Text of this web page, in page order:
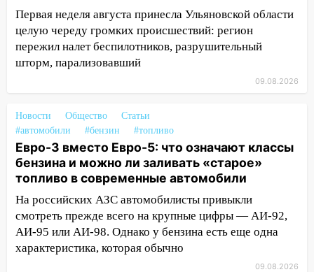
три знака получат шанс, который нельзя
упустить
08.08.2026
20:10
Во время урагана в Ульяновске на
19:55
В Ульяновске упавшее дерево
заблокировало в машине двух женщин
17:15
В Ульяновской области
ремонтируют девять мостов: один уже
готов, ещё два — почти завершены
17:00
«Ульяновскалипсис»: последствия
урагана 8 августа
16:38 Прогноз погоды в Ульяновской
Первая неделя августа принесла Ульяновской области
целую череду громких происшествий: регион
пережил налет беспилотников, разрушительный
шторм, парализовавший
09.08.2026
Новости Общество
Статьи
#автомобили
#бензин #топливо
Евро-3 вместо Евро-5: что означают классы
бензина и можно ли заливать «старое»
топливо в современные автомобили
На российских АЗС автомобилисты привыкли
смотреть прежде всего на крупные цифры — АИ-92,
АИ-95 или АИ-98. Однако у бензина есть еще одна
характеристика, которая обычно
09.08.2026